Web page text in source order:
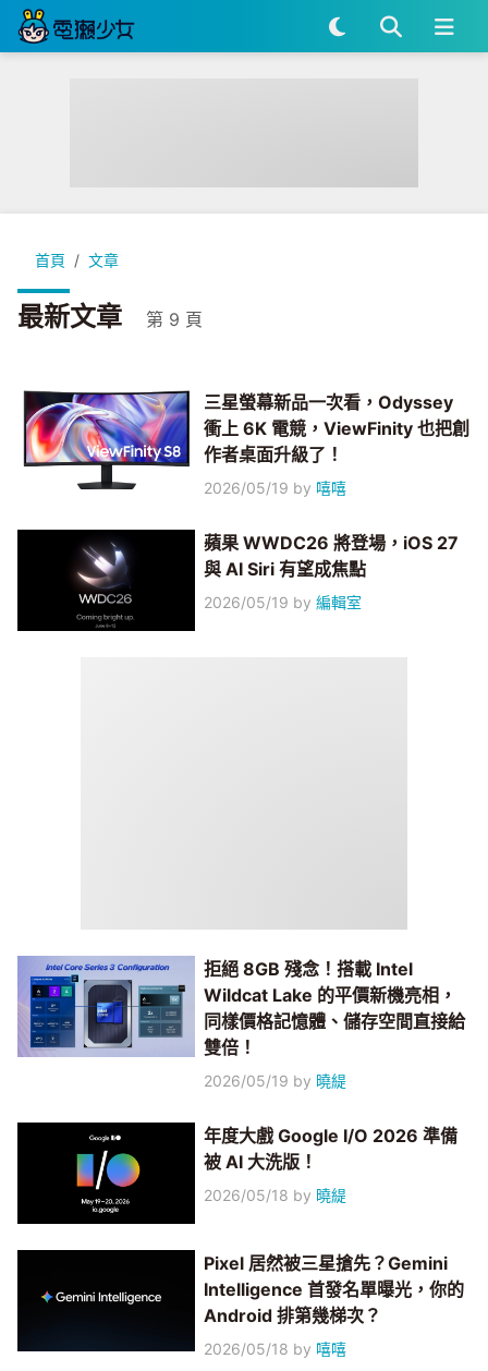
首頁 文章
最新文章 第 9 頁
三星螢幕新品一次看，Odyssey
衝上 6K 電競，ViewFinity 也把創
作者桌面升級了！
2026/05/19 by 嘻嘻
蘋果 WWDC26 將登場，iOS 27
與 AI Siri 有望成焦點
2026/05/19 by編輯室
拒絕 8GB 殘念！搭載 Intel
Wildcat Lake 的平價新機亮相，
同樣價格記憶體、儲存空間直接給
雙倍！
2026/05/19 by 曉緹
年度大戲 Google I/O 2026 準備
被 AI 大洗版！
2026/05/18 by 曉緹
Pixel 居然被三星搶先？Gemini
Intelligence 首發名單曝光，你的
Android 排第幾梯次？
2026/05/18 by 嘻嘻